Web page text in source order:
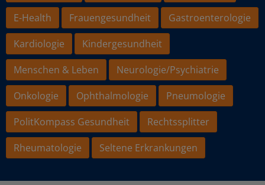
E-Health
Frauengesundheit
Gastroenterologie
Kardiologie
Kindergesundheit
Menschen & Leben
Neurologie/Psychiatrie
Onkologie
Ophthalmologie
Pneumologie
PolitKompass Gesundheit
Rechtssplitter
Rheumatologie
Seltene Erkrankungen